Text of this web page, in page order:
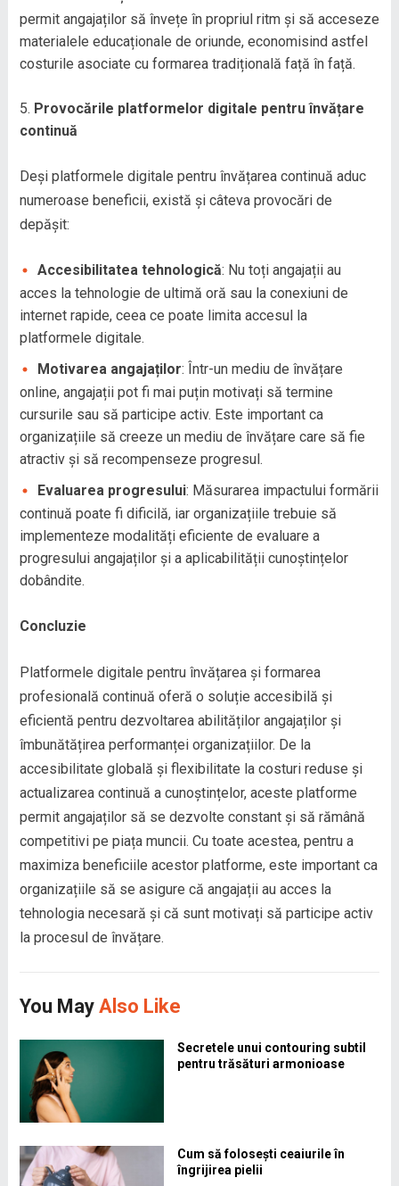
permit angajaților să învețe în propriul ritm și să acceseze
materialele educaționale de oriunde, economisind astfel
costurile asociate cu formarea tradițională față în față.
Provocările platformelor digitale pentru învățare
continuă
Deși platformele digitale pentru învățarea continuă aduc
numeroase beneficii, există și câteva provocări de
depășit:
Accesibilitatea tehnologică: Nu toți angajații au
acces la tehnologie de ultimă oră sau la conexiuni de
internet rapide, ceea ce poate limita accesul la
platformele digitale.
Motivarea angajaților: Într-un mediu de învățare
online, angajații pot fi mai puțin motivați să termine
cursurile sau să participe activ. Este important ca
organizațiile să creeze un mediu de învățare care să fie
atractiv și să recompenseze progresul.
Evaluarea progresului: Măsurarea impactului formării
continuă poate fi dificilă, iar organizațiile trebuie să
implementeze modalități eficiente de evaluare a
progresului angajaților și a aplicabilității cunoștințelor
dobândite.
Concluzie
Platformele digitale pentru învățarea și formarea
profesională continuă oferă o soluție accesibilă și
eficientă pentru dezvoltarea abilităților angajaților și
îmbunătățirea performanței organizațiilor. De la
accesibilitate globală și flexibilitate la costuri reduse și
actualizarea continuă a cunoștințelor, aceste platforme
permit angajaților să se dezvolte constant și să rămână
competitivi pe piața muncii. Cu toate acestea, pentru a
maximiza beneficiile acestor platforme, este important ca
organizațiile să se asigure că angajații au acces la
tehnologia necesară și că sunt motivați să participe activ
la procesul de învățare.
You May Also Like
Secretele unui contouring subtil
pentru trăsături armonioase
Cum să folosești ceaiurile în
îngrijirea pielii